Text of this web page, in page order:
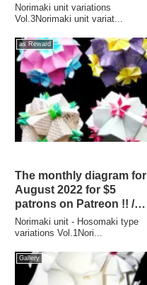
available. / 2022年9月のマ
ンスリーくす玉チュートリ
れました。
Norimaki unit variations
Vol.3Norimaki unit variat...
as Reward
The monthly diagram for
August 2022 for $5
patrons on Patreon !! /
2022年8月のマンスリー折
り図が配信されました。
Norimaki unit - Hosomaki type
variations Vol.1Nori...
Gallery